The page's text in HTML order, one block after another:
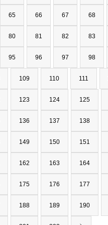
65 66 67 68
80 81 82 83
95 96 97 98
109 110 111
123 124 125
136 137 138
149 150 151
162 163 164
175 176 177
188 189 190